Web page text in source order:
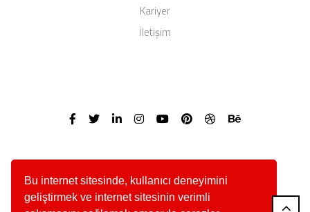
Bu internet sitesinde, kullanıcı deneyimini
geliştirmek ve internet sitesinin verimli
Kariyer
İletişim